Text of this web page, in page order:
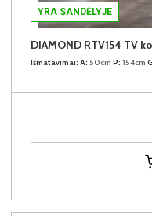
YRA SANDĖLYJE
DIAMOND RTV154 TV
Išmatavimai: A: 50cm P: 154cm